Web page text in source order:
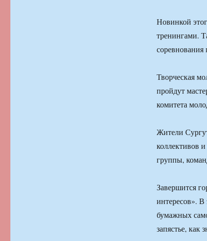
Новинкой
тренингами.
соревнования
Творческая
пройдут
комитета
Жители
коллективов
группы,
Завершится
интересов». В
бумажных
запястье, как